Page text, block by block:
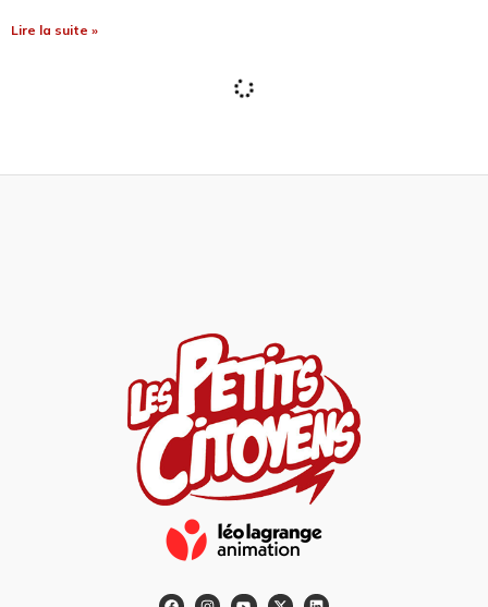
Lire la suite »